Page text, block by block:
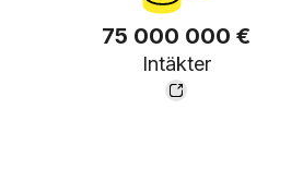
75 000 000 €
Intäkter